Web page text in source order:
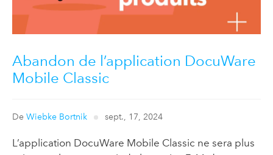
Abandon de l’application DocuWare
Mobile Classic
De Wiebke Bortnik sept., 17, 2024
L’application DocuWare Mobile Classic ne sera plus